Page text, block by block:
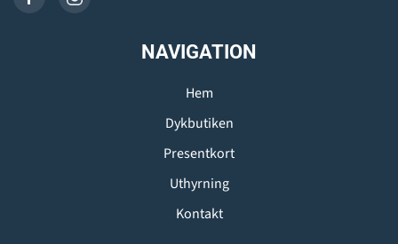
NAVIGATION
Hem
Dykbutiken
Presentkort
Uthyrning
Kontakt